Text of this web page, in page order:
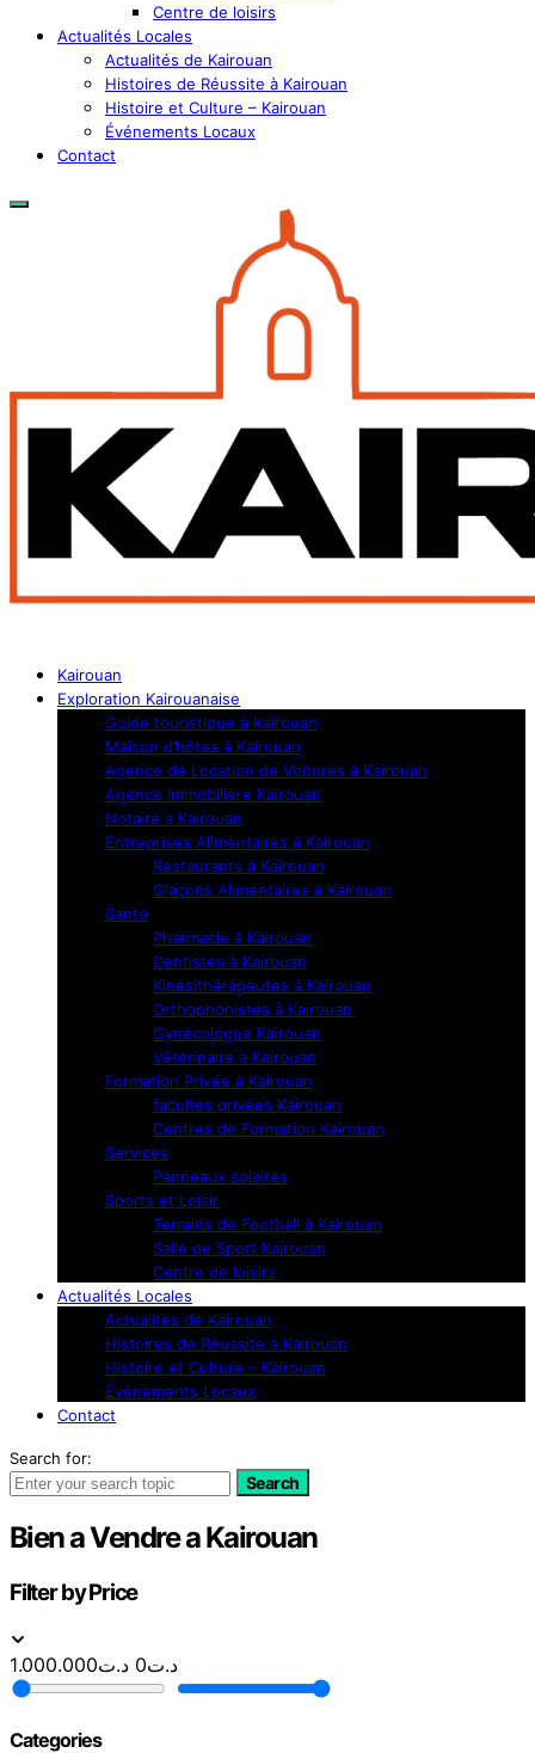
Centre de loisirs
Actualités Locales
Actualités de Kairouan
Histoires de Réussite à Kairouan
Histoire et Culture – Kairouan
Événements Locaux
Contact
Kairouan
Exploration Kairouanaise
Guide touristique à Kairouan
Maison d’hôtes à Kairouan
Agence de Location de Voitures à Kairouan
Agence Immobiliere Kairouan
Notaire a Kairouan
Entreprises Alimentaires à Kairouan
Restaurants à Kairouan
Glaçons Alimentaires à Kairouan
Sante
Pharmacie à Kairouan
Dentistes à Kairouan
Kinésithérapeutes à Kairouan
Orthophonistes à Kairouan
Gynécologue Kairouan
Vétérinaire à Kairouan
Formation Privée à Kairouan
facultés privées Kairouan
Centres de Formation Kairouan
Services
Panneaux solaires
Sports et Loisir
Terrains de Football à Kairouan
Salle de Sport Kairouan
Centre de loisirs
Actualités Locales
Actualités de Kairouan
Histoires de Réussite à Kairouan
Histoire et Culture – Kairouan
Événements Locaux
Contact
Search for:
Search
Bien a Vendre a Kairouan
Filter by Price
د.ت0 د.ت1.000.000
Categories